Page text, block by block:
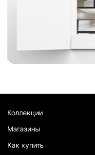
Коллекции
Магазины
Как купить